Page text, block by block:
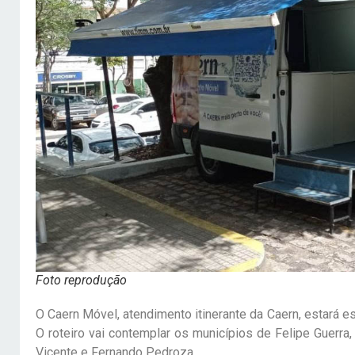
Foto reprodução
O Caern Móvel, atendimento itinerante da Caern, estará
O roteiro vai contemplar os municípios de Felipe